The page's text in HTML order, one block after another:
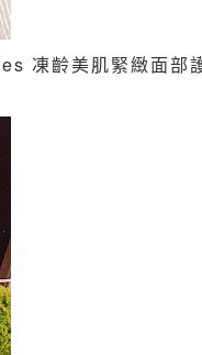
凍齡美肌緊緻面部